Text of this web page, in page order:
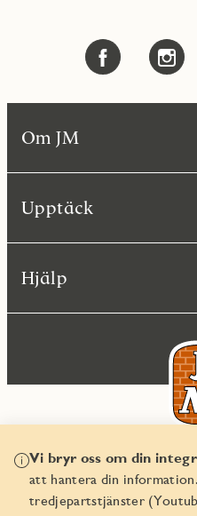
Vi bryr oss om din
att hantera din
tredjepartstjänster
Om JM
Upptäck
Hjälp
© JM